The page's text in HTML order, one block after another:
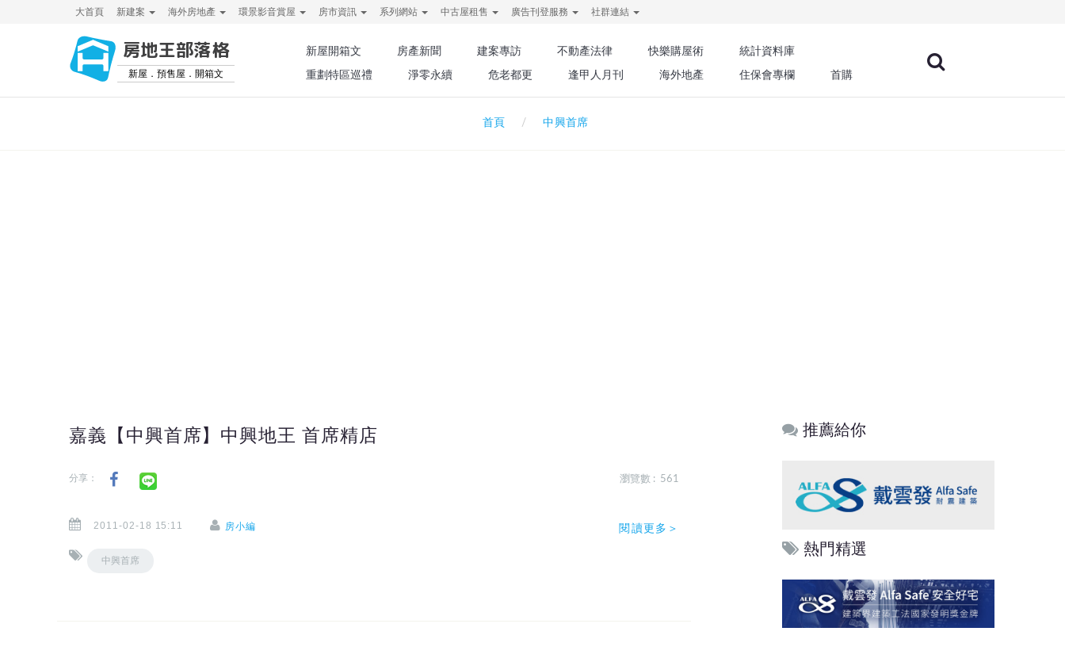
大首頁 新建案 海外房地產 環景影音賞屋 房市資訊 系列網站 中古屋租售 廣告刊登服務 社群連結
房地王部落格
新屋．預售屋．開箱文
新屋開箱文 房產新聞 建案專訪 不動產法律 快樂購屋術
統計資料庫
重劃特區巡禮
淨零永續 危老都更 逢甲人月刊 海外地產 住保會專欄 首購
首頁 中興首席
嘉義【中興首席】中興地王 首席精店
分享： 瀏覽數 : 561
2011-02-18 15:11 房小編
中興首席
閱讀更多＞
推薦給你
熱門精選